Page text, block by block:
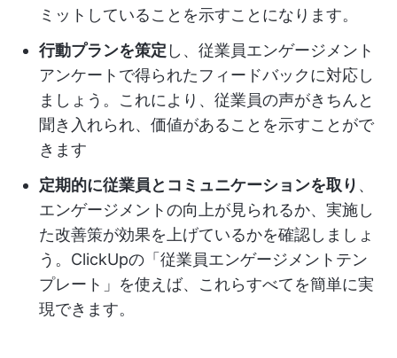
ミットしていることを示すことになります。
行動プランを策定 し、従業員エンゲージメント
アンケートで得られたフィードバックに対応し
ましょう。これにより、従業員の声がきちんと
聞き入れられ、価値があることを示すことがで
きます
定期的に従業員とコミュニケーションを取り 、
エンゲージメントの向上が見られるか、実施し
た改善策が効果を上げているかを確認しましょ
う。ClickUpの「従業員エンゲージメントテン
プレート」を使えば、これらすべてを簡単に実
現できます。